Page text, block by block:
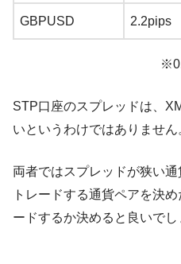
GBPUSD 2.2pips
STP口座のスプレッドは、
いというわけではありません
両者ではスプレッドが狭い
トレードする通貨ペアを決
ードするか決めると良いでし